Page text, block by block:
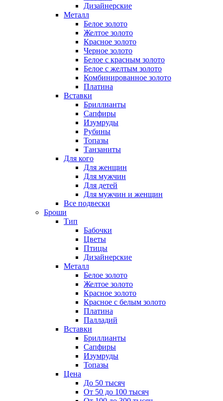
Дизайнерские
Металл
Белое золото
Желтое золото
Красное золото
Черное золото
Белое с красным золото
Белое с желтым золото
Комбинированное золото
Платина
Вставки
Бриллианты
Сапфиры
Изумруды
Рубины
Топазы
Танзаниты
Для кого
Для женщин
Для мужчин
Для детей
Для мужчин и женщин
Все подвески
Броши
Тип
Бабочки
Цветы
Птицы
Дизайнерские
Металл
Белое золото
Желтое золото
Красное золото
Красное с белым золото
Платина
Палладий
Вставки
Бриллианты
Сапфиры
Изумруды
Топазы
Цена
До 50 тысяч
От 50 до 100 тысяч